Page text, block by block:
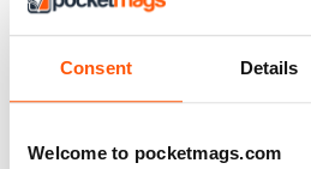
Consent Details
Welcome to pocketmags.com